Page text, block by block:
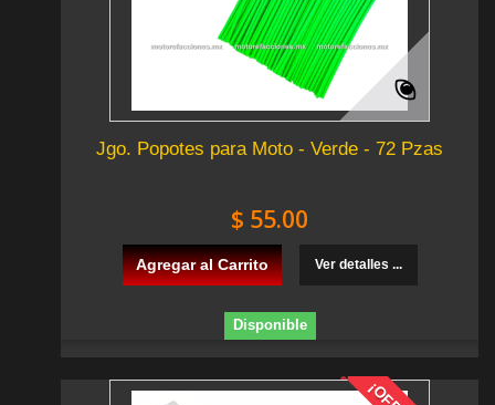
Jgo. Popotes para Moto - Verde - 72 Pzas
$ 55.00
Agregar al Carrito Ver detalles ...
Disponible